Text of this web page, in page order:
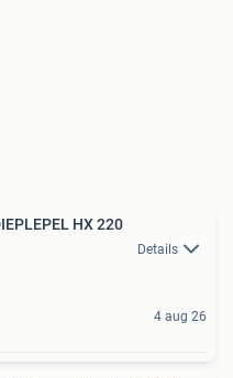
HX 220
Details
4 aug 26